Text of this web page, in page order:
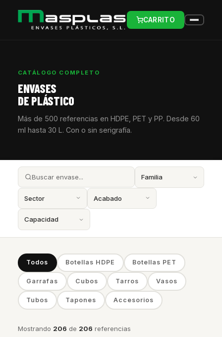
CARRITO
CATÁLOGO COMPLETO
ENVASES
DE PLÁSTICO
Más de 500 referencias en HDPE, PET y PP. Desde 60
ml hasta 30 L. Con o sin serigrafía.
Todos Botellas HDPE Botellas PET
Garrafas Cubos Tarros Vasos
Tubos Tapones Accesorios
Mostrando 206 de 206 referencias